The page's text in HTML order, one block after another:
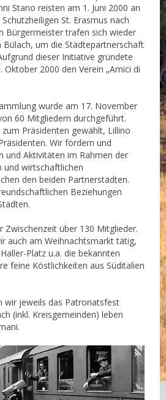
Stano reisten am 1. Juni 2000 an
St. Erasmus nach
Bürgermeister trafen sich wieder
Bülach, um die Städtepartnerschaft
dieser Initiative gründete
Oktober 2000 den Verein „Amici di
wurde am 17. November
60 Mitgliedern durchgeführt.
Präsidenten gewählt, Lillino
Wir fördern und
und Aktivitäten im Rahmen der
und wirtschaftlichen
den beiden Partnerstädten.
Beziehungen
Zwischenzeit über 130 Mitglieder.
auch am Weihnachtsmarkt tätig,
Platz u.a. die bekannten
feine Köstlichkeiten aus Süditalien
wir jeweils das Patronatsfest
(inkl. Kreisgemeinden) leben